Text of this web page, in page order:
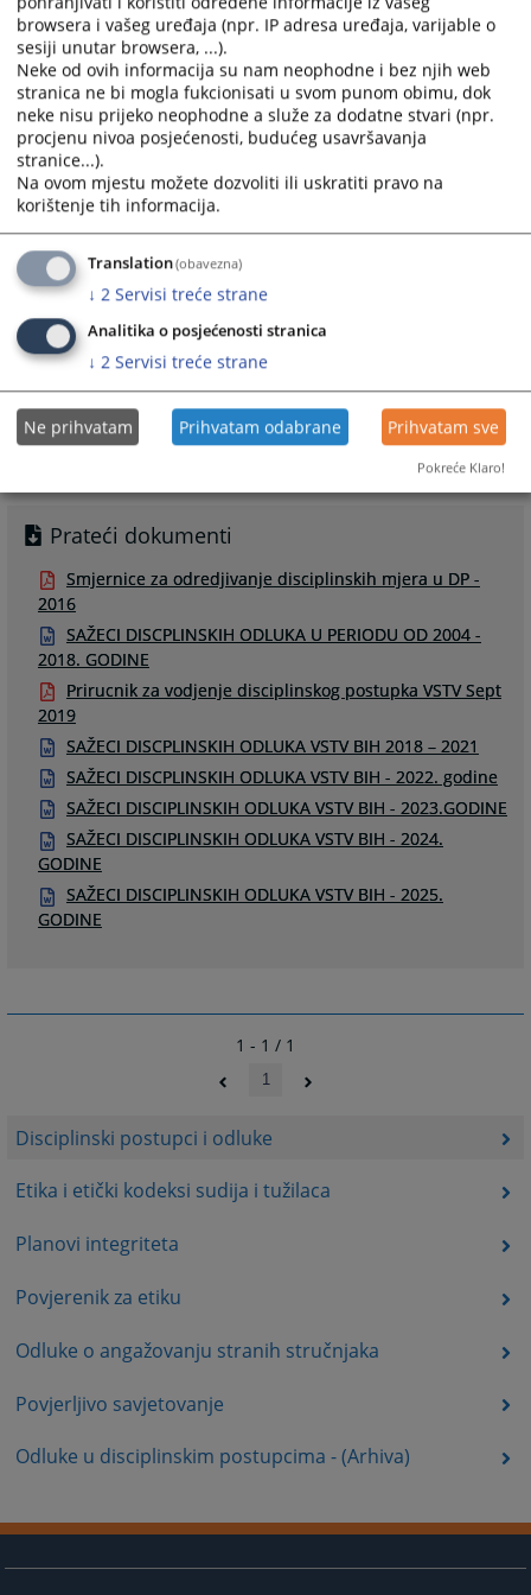
Disciplinski postupci i odluke
Etika i etički kodeksi sudija i tužilaca
Planovi integriteta
Povjerenik za etiku
Odluke o angažovanju stranih stručnjaka
Povjerljivo savjetovanje
Odluke u disciplinskim postupcima - (Arhiva)
disciplinskim komisijama, vodi evidencije o njihovom
radu i donesenim odlukama, te objavljuje na internet stranici
Visokog sudskog i tužilačkog vijeća Bosne i Hercegovineinformacije o
zakazanim ročištima i konačnim disciplinskim odlukama.
Više informacija o disciplinskim postupcima i odlukama
možete pronaći u pratećim dokumentima/linkovima:
6651PREGLEDA
Linkovi
Odluke u disciplinskim postupcima
Raspored disciplinskih ročišta
Prateći dokumenti
Smjernice za odredjivanje disciplinskih mjera u DP -
2016
SAŽECI DISCPLINSKIH ODLUKA U PERIODU OD 2004 -
2018. GODINE
Prirucnik za vodjenje disciplinskog postupka VSTV Sept
2019
SAŽECI DISCPLINSKIH ODLUKA VSTV BIH 2018 – 2021
SAŽECI DISCPLINSKIH ODLUKA VSTV BIH - 2022. godine
SAŽECI DISCIPLINSKIH ODLUKA VSTV BIH - 2023.GODINE
SAŽECI DISCIPLINSKIH ODLUKA VSTV BIH - 2024.
GODINE
SAŽECI DISCIPLINSKIH ODLUKA VSTV BIH - 2025.
GODINE
1 - 1 / 1
1
browsera i vašeg uređaja (npr. IP adresa uređaja, varijable o
sesiji unutar browsera, ...).
Neke od ovih informacija su nam neophodne i bez njih web
stranica ne bi mogla fukcionisati u svom punom obimu, dok
neke nisu prijeko neophodne a služe za dodatne stvari (npr.
procjenu nivoa posjećenosti, budućeg usavršavanja
stranice...).
Na ovom mjestu možete dozvoliti ili uskratiti pravo na
korištenje tih informacija.
Translation(obavezna)
↓ 2 Servisi treće strane
Analitika o posjećenosti stranica
↓ 2 Servisi treće strane
Ne prihvatam Prihvatam odabrane Prihvatam sve
Pokreće Klaro!